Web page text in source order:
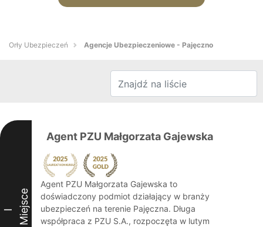
Orły Ubezpieczeń Agencje Ubezpieczeniowe - Pajęczno
I Miejsce
Agent PZU Małgorzata Gajewska
Agent PZU Małgorzata Gajewska to
doświadczony podmiot działający w branży
ubezpieczeń na terenie Pajęczna. Długa
współpraca z PZU S.A., rozpoczęta w lutym